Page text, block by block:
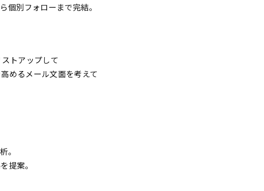
個別フォローまで完結。
トアップして
めるメール文面を考えて
。
提案。